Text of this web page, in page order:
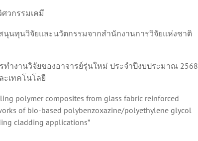
วกรรมเคมี
นุนทุนวิจัยและนวัตกรรมจากสำนักงานการวิจัยแห่งชาติ
ำงานวิจัยของอาจารย์รุ่นใหม่ ประจำปีงบประมาณ 2568
ะเทคโนโลยี
polymer composites from glass fabric reinforced
of bio-based polybenzoxazine/polyethylene glycol
cladding applications”